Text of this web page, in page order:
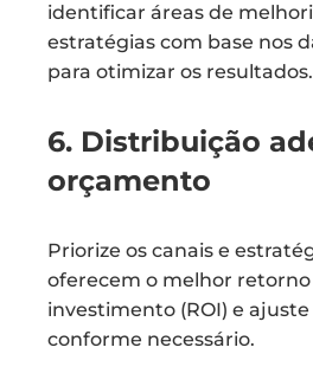
identificar áreas de
estratégias com base nos
para otimizar os resultados.
6. Distribuição
orçamento
Priorize os canais e
oferecem o melhor retorno
investimento (ROI) e
conforme necessário.